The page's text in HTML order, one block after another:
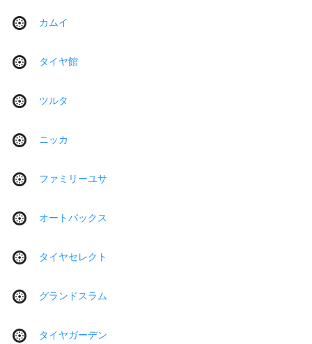
カムイ
タイヤ館
ツルタ
ニッカ
ファミリーユサ
オートバックス
タイヤセレクト
グランドスラム
タイヤガーデン